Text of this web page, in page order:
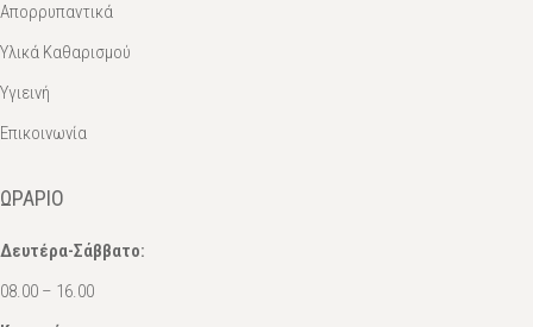
Απορρυπαντικά
Υλικά Καθαρισμού
Υγιεινή
Επικοινωνία
ΩΡΆΡΙΟ
Δευτέρα-Σάββατο:
08.00 – 16.00